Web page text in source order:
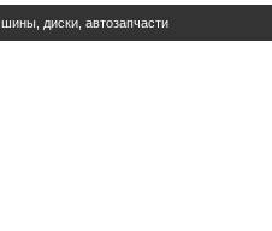
шины, диски, автозапчасти